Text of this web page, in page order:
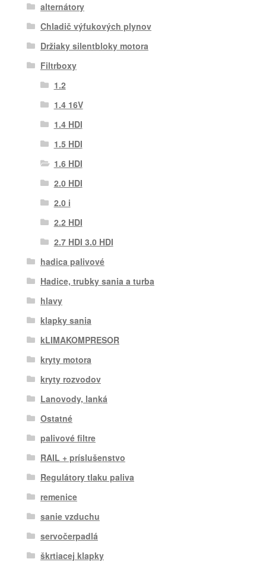
alternátory
Chladič výfukových plynov
Držiaky silentbloky motora
Filtrboxy
1.2
1.4 16V
1.4 HDI
1.5 HDI
1.6 HDI
2.0 HDI
2.0 i
2.2 HDI
2.7 HDI 3.0 HDI
hadica palivové
Hadice, trubky sania a turba
hlavy
klapky sania
kLIMAKOMPRESOR
kryty motora
kryty rozvodov
Lanovody, lanká
Ostatné
palivové filtre
RAIL + príslušenstvo
Regulátory tlaku paliva
remenice
sanie vzduchu
servočerpadlá
škrtiacej klapky